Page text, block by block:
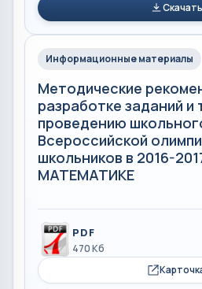
Скачать
Информационные материалы
Методические
разработке заданий и
проведению
Всероссийской
школьников в 2016-
МАТЕМАТИКЕ
PDF
470 Кб